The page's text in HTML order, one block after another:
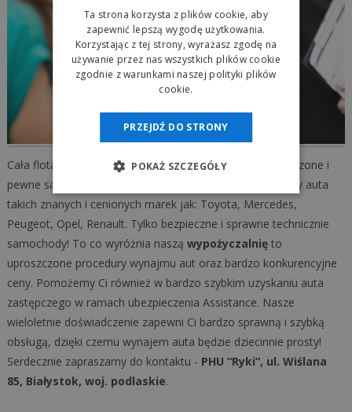
Cała flota aut naszejautowypożyczalnito tylko sprawdzone i
pewne samochody. W naszej ofercie wynajmu posiadamy auta
takich znanych i cenionych marek jak: Toyota, Mercedes,
Peugeot, Opel, Renault. Tylko bezpieczne i sprawne technicznie
samochody! To co wyróżnia naszą wypożyczalnięto
uproszczone procedury wynajmu aut oraz bardzo konkurencyjne
ceny. Pomożemy Ci również w bardzo szybkim uzyskaniu auta
zastępczego w ramach ubezpieczenia Assistance. Nasze
wieloletnie doświadczenie zapewni Ci bardzo sprawną i szybką
obsługą, dzięki czemu wynajem auta będzie dziecinnie prosty!
Serdecznie zapraszamy do kontaktu - PHU “Ryki”, ul. Wiślana
85, Białystok, woj. podlaskie.
Ta strona korzysta z plików cookie, aby
zapewnić lepszą wygodę użytkowania.
Korzystając z tej strony, wyrażasz zgodę na
używanie przez nas wszystkich plików cookie
zgodnie z warunkami naszej polityki plików
cookie.
PRZEJDŹ DO STRONY
POKAŻ SZCZEGÓŁY